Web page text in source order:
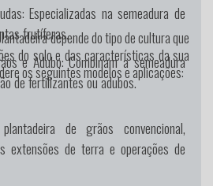
Especializadas na semeadura de
frutíferas.
e Adubo:Combinam a semeadura
de fertilizantes ou adubos.
depende do tipo de cultura que
do solo e das características da sua
os seguintes modelos e aplicações:
de grãos convencional,
extensões de terra e operações de